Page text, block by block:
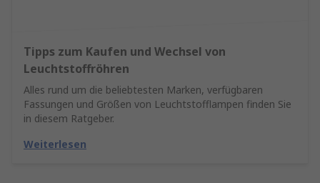
Tipps zum Kaufen und Wechsel von
Leuchtstoffröhren
Alles rund um die beliebtesten Marken, verfügbaren
Fassungen und Größen von Leuchtstofflampen finden Sie
in diesem Ratgeber.
Weiterlesen